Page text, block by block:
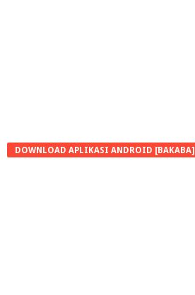
DOWNLOAD APLIKASI ANDROID [BAKABA]